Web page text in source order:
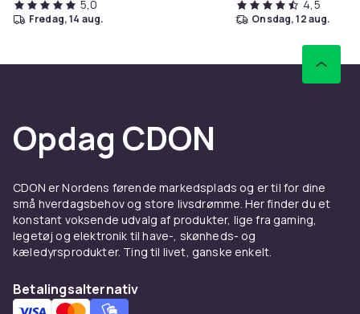
gang.
0c7c89f9-31bc-59d1-84cc-4cd27ce21467
5,0
fredag, 14 aug.
4,5
onsdag, 12 aug.
Opdag CDON
CDON er Nordens førende markedsplads og er til for dine
små hverdagsbehov og store livsdrømme. Her finder du et
konstant voksende udvalg af produkter, lige fra gaming,
legetøj og elektronik til have-, skønheds- og
kæledyrsprodukter. Ting til livet, ganske enkelt.
Betalingsalternativ